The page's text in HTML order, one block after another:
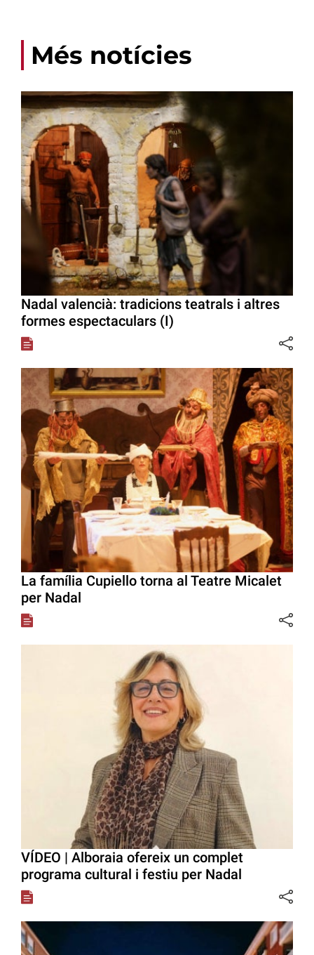
Més notícies
Nadal valencià: tradicions teatrals i altres
formes espectaculars (I)
La família Cupiello torna al Teatre Micalet
per Nadal
VÍDEO | Alboraia ofereix un complet
programa cultural i festiu per Nadal